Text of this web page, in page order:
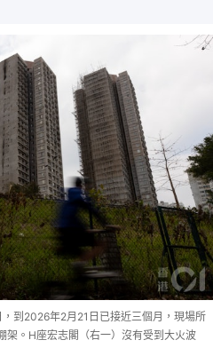
到2026年2月21日已接近三個月，現場所
架。H座宏志閣（右一）沒有受到大火波